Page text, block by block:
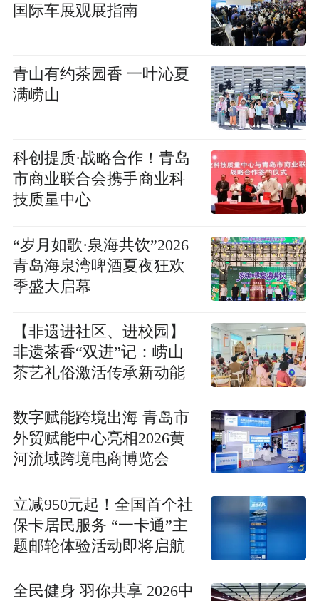
国际车展观展指南
青山有约茶园香 一叶沁夏
满崂山
科创提质·战略合作！青岛
市商业联合会携手商业科
技质量中心
“岁月如歌·泉海共饮”2026
青岛海泉湾啤酒夏夜狂欢
季盛大启幕
【非遗进社区、进校园】
非遗茶香“双进”记：崂山
茶艺礼俗激活传承新动能
数字赋能跨境出海 青岛市
外贸赋能中心亮相2026黄
河流域跨境电商博览会
立减950元起！全国首个社
保卡居民服务 “一卡通”主
题邮轮体验活动即将启航
全民健身 羽你共享 2026中